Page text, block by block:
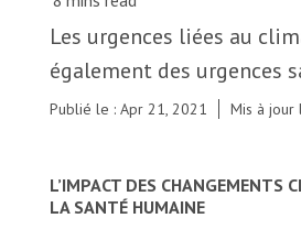
MSF l'entrepôt. Un cadeau qui en
technique
almost 500,000 in northern
November. It was followed by
Les urgences liées au
également des urgences
Publié le : Apr 21, 2021 Mis à jour
L’IMPACT DES CHANGEMENTS
LA SANTÉ HUMAINE